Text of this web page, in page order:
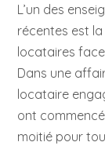
L’un des
récentes est
locataires
Dans une
locataire
ont
moitié pour